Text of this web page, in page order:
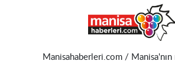
Manisahaberleri.com / Manisa'nın